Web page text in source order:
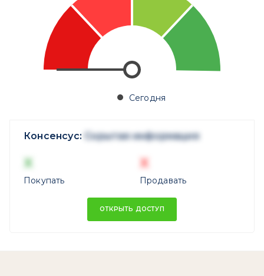
Сегодня
Консенсус: Скрытая информация
X
Покупать
X
Продавать
ОТКРЫТЬ ДОСТУП